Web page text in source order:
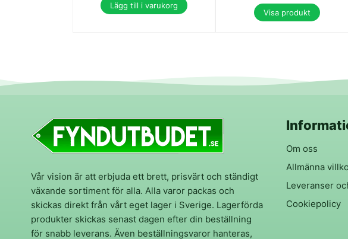
Lägg till i varukorg
Visa produkt
Vår vision är att erbjuda ett brett, prisvärt och ständigt
växande sortiment för alla. Alla varor packas och
skickas direkt från vårt eget lager i Sverige. Lagerförda
produkter skickas senast dagen efter din beställning
för snabb leverans. Även beställningsvaror hanteras,
Om oss
Allmänna
Leveranser
Cookiepolicy